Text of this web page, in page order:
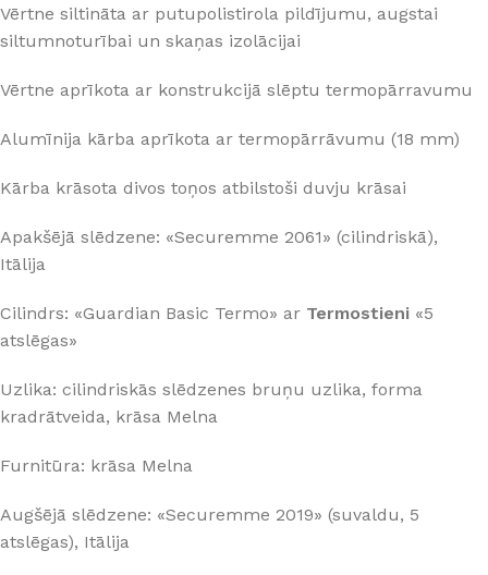
Vērtne siltināta ar putupolistirola pildījumu, augstai
siltumnoturībai un skaņas izolācijai
Vērtne aprīkota ar konstrukcijā slēptu termopārravumu
Alumīnija kārba aprīkota ar termopārrāvumu (18 mm)
Kārba krāsota divos toņos atbilstoši duvju krāsai
Apakšējā slēdzene: «Securemme 2061» (cilindriskā),
Itālija
Cilindrs: «Guardian Basic Termo» ar Termostieni «5
atslēgas»
Uzlika: cilindriskās slēdzenes bruņu uzlika, forma
kradrātveida, krāsa Melna
Furnitūra: krāsa Melna
Augšējā slēdzene: «Securemme 2019» (suvaldu, 5
atslēgas), Itālija